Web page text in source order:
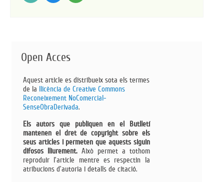
Open Acces
Aquest article es distribueix sota els termes
de la
llicència de Creative Commons
Reconeixement NoComercial-
SenseObraDerivada​.
Els autors que publiquen en el Butlletí
mantenen el dret de copyright sobre els
seus articles i permeten que aquests siguin
difosos lliurement. Això permet a tothom
reproduir l’article mentre es respectin la
atribucions d’autoria i detalls de citació.